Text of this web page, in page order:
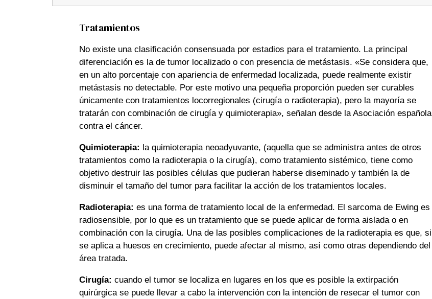
Tratamientos
No existe una clasificación consensuada por estadios para el tratamiento. La principal
diferenciación es la de tumor localizado o con presencia de metástasis. «Se considera que,
en un alto porcentaje con apariencia de enfermedad localizada, puede realmente existir
metástasis no detectable. Por este motivo una pequeña proporción pueden ser curables
únicamente con tratamientos locorregionales (cirugía o radioterapia), pero la mayoría se
tratarán con combinación de cirugía y quimioterapia», señalan desde la Asociación española
contra el cáncer.
Quimioterapia: la quimioterapia neoadyuvante, (aquella que se administra antes de otros
tratamientos como la radioterapia o la cirugía), como tratamiento sistémico, tiene como
objetivo destruir las posibles células que pudieran haberse diseminado y también la de
disminuir el tamaño del tumor para facilitar la acción de los tratamientos locales.
Radioterapia: es una forma de tratamiento local de la enfermedad. El sarcoma de Ewing es
radiosensible, por lo que es un tratamiento que se puede aplicar de forma aislada o en
combinación con la cirugía. Una de las posibles complicaciones de la radioterapia es que, si
se aplica a huesos en crecimiento, puede afectar al mismo, así como otras dependiendo del
área tratada.
Cirugía: cuando el tumor se localiza en lugares en los que es posible la extirpación
quirúrgica se puede llevar a cabo la intervención con la intención de resecar el tumor con